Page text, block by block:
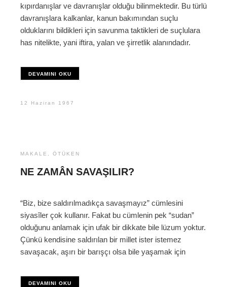
kıpırdanışlar ve davranışlar olduğu bilinmektedir. Bu türlü
davranışlara kalkanlar, kanun bakımından suçlu
olduklarını bildikleri için savunma taktikleri de suçlulara
has nitelikte, yani iftira, yalan ve şirretlik alanındadır.
DEVAMINI OKU
12 Haziran 1967
MAKALE , ÖTÜKEN
NE ZAMÂN SAVAŞILIR?
“Biz, bize saldırılmadıkça savaşmayız” cümlesini
siyasîler çok kullanır. Fakat bu cümlenin pek “sudan”
olduğunu anlamak için ufak bir dikkate bile lüzum yoktur.
Çünkü kendisine saldırılan bir millet ister istemez
savaşacak, aşırı bir barışçı olsa bile yaşamak için
DEVAMINI OKU